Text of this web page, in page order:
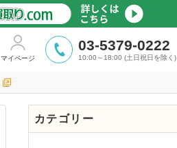
マイページ
03-5379-0222
10:00～18:00 (土日祝日を除く)
カテゴリー